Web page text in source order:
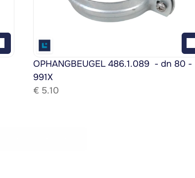
OPHANGBEUGEL 486.1.089  - dn 80 -
991X
€ 5.10